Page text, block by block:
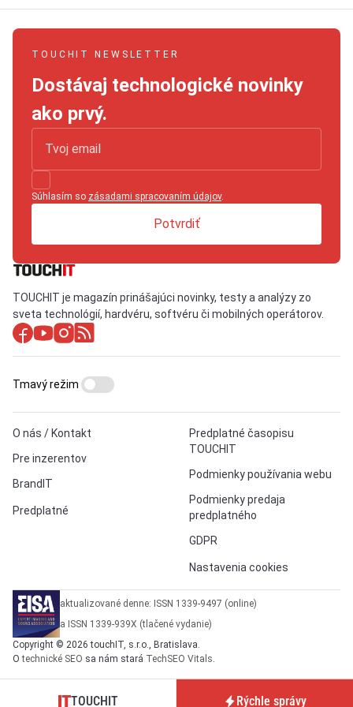
TOUCHIT NEWSLETTER
Dostávaj technologické novinky
ako prvý.
Súhlasím so zásadami spracovaním údajov.
Potvrdiť
TOUCHIT je magazín prinášajúci novinky, testy a analýzy zo
sveta technológií, hardvéru, softvéru či mobilných operátorov.
O nás / Kontakt
Pre inzerentov
BrandIT
Predplatné
Predplatné časopisu
TOUCHIT
Podmienky používania webu
Podmienky predaja
predplatného
GDPR
Nastavenia cookies
Tmavý režim
aktualizované denne: ISSN 1339-9497 (online)
a ISSN 1339-939X (tlačené vydanie)
Copyright © 2026 touchIT, s.r.o., Bratislava.
Otechnické SEO sa nám stará TechSEO Vitals.
TOUCHIT Rýchle správy